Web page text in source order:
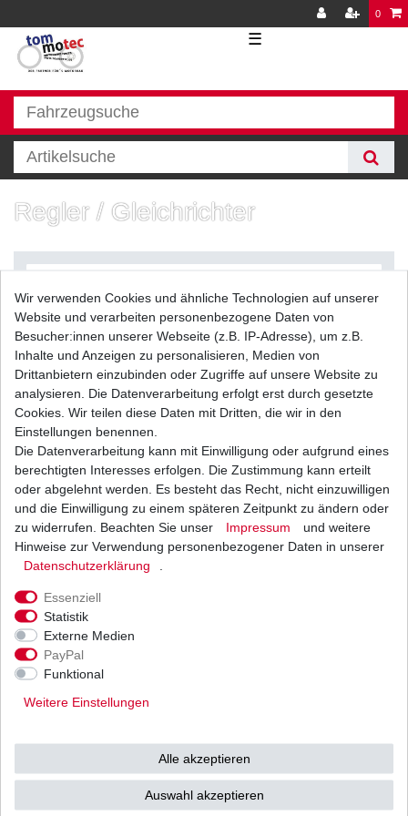
0
☰
Regler / Gleichrichter
Filter
Regler Lichtmaschine Yamaha WR 250 F CG11W
2001 - 2002
19,90 € *
Stück
| 19,90 € / Stück
inkl. ges. MwSt. Versandkosten
Versand
Ab einem Warenwert von
500 Euro versenden wir
53783 Eitorf (
unbedingt Termin
Wir verwenden Cookies und ähnliche Technologien auf unserer
Website und verarbeiten personenbezogene Daten von
Besucher:innen unserer Webseite (z.B. IP-Adresse), um z.B.
Inhalte und Anzeigen zu personalisieren, Medien von
Drittanbietern einzubinden oder Zugriffe auf unsere Website zu
analysieren. Die Datenverarbeitung erfolgt erst durch gesetzte
Cookies. Wir teilen diese Daten mit Dritten, die wir in den
Einstellungen benennen.
Die Datenverarbeitung kann mit Einwilligung oder aufgrund eines
berechtigten Interesses erfolgen. Die Zustimmung kann erteilt
oder abgelehnt werden. Es besteht das Recht, nicht einzuwilligen
und die Einwilligung zu einem späteren Zeitpunkt zu ändern oder
zu widerrufen. Beachten Sie unser
Impressum
und weitere
Hinweise zur Verwendung personenbezogener Daten in unserer
Daten­schutz­erklärung
Essenziell
Statistik
Externe Medien
PayPal
Funktional
Weitere Einstellungen
Alle akzeptieren
Auswahl akzeptieren